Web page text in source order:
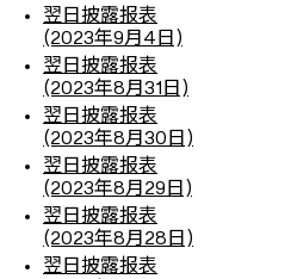
翌日披露报表
(2023年9月4日)
翌日披露报表
(2023年8月31日)
翌日披露报表
(2023年8月30日)
翌日披露报表
(2023年8月29日)
翌日披露报表
(2023年8月28日)
翌日披露报表